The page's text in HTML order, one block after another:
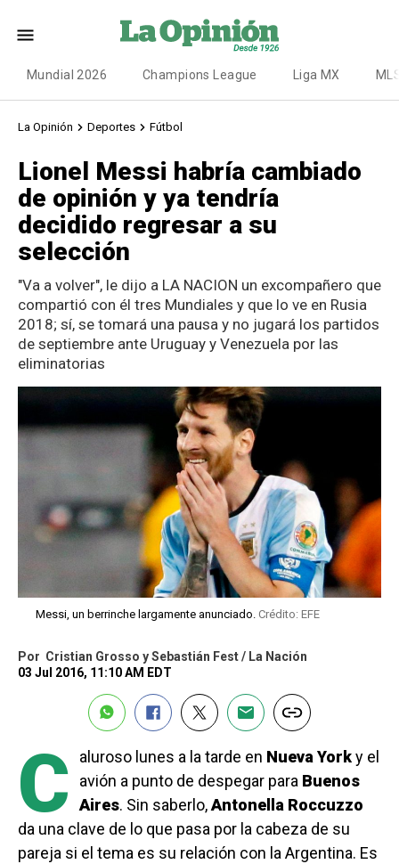
Mundial 2026 Champions League Liga MX
La Opinión Deportes Fútbol
Lionel Messi habría cambiado
de opinión y ya tendría
decidido regresar a su
selección
"Va a volver", le dijo a LA NACION un excompañero que
compartió con él tres Mundiales y que lo ve en Rusia
2018; sí, se tomará una pausa y no jugará los partidos
de septiembre ante Uruguay y Venezuela por las
eliminatorias
Messi, un berrinche largamente anunciado. Crédito: EFE
Por Cristian Grosso y Sebastián Fest / La Nación
03 Jul 2016, 11:10 AM EDT
C aluroso lunes a la tarde en Nueva Yorky el
avión a punto de despegar para Buenos
Aires. Sin saberlo,Antonella Roccuzzo
da una clave de lo que pasa por la cabeza de su
pareja si el tema es su relación con la Argentina. Es